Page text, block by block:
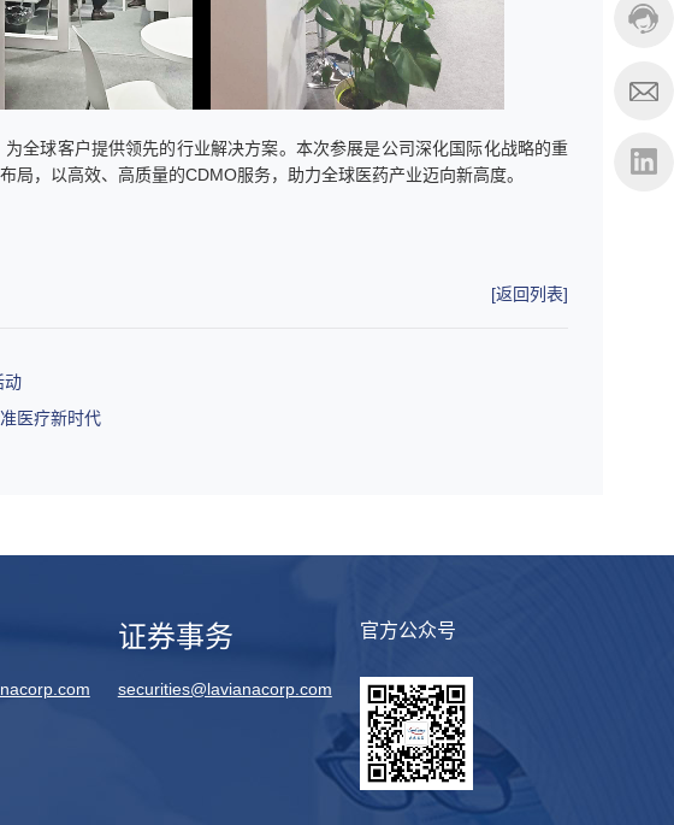
全球客户提供领先的行业解决方案。本次参展是公司深化国际化战略的重
，以高效、高质量的CDMO服务，助力全球医药产业迈向新高度。
[返回列表]
动
医疗新时代
证券事务
securities@lavianacorp.com
官方公众号